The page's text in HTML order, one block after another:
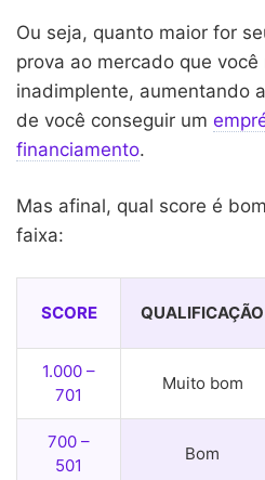
Ou seja, quanto maior for
prova ao mercado que
inadimplente, aumentando
de você conseguir um
financiamento.
Mas afinal, qual score é
faixa:
SCORE QUALIFICAÇÃO
1.000 –
701
Muito bom
700 –
501
Bom